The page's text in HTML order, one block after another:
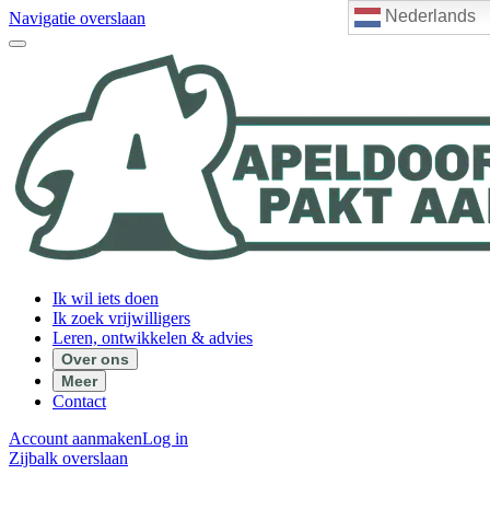
Nederlands
Navigatie overslaan
Ik wil iets doen
Ik zoek vrijwilligers
Leren, ontwikkelen & advies
Over ons
Meer
Contact
Account aanmakenLog in
Zijbalk overslaan